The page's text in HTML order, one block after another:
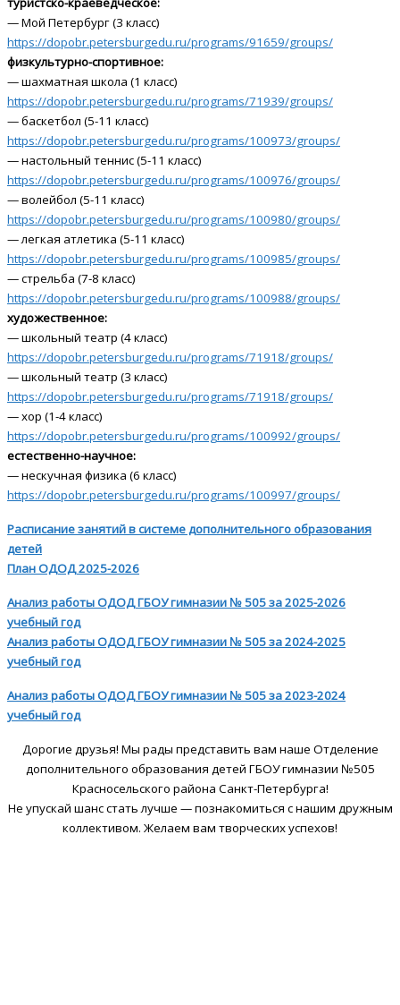
— Мой Петербург (3 класс)
https://dopobr.petersburgedu.ru/programs/91659/groups/
физкультурно-спортивное:
— шахматная школа (1 класс)
https://dopobr.petersburgedu.ru/programs/71939/groups/
— баскетбол (5-11 класс)
https://dopobr.petersburgedu.ru/programs/100973/groups/
— настольный теннис (5-11 класс)
https://dopobr.petersburgedu.ru/programs/100976/groups/
— волейбол (5-11 класс)
https://dopobr.petersburgedu.ru/programs/100980/groups/
— легкая атлетика (5-11 класс)
https://dopobr.petersburgedu.ru/programs/100985/groups/
— стрельба (7-8 класс)
https://dopobr.petersburgedu.ru/programs/100988/groups/
художественное:
— школьный театр (4 класс)
https://dopobr.petersburgedu.ru/programs/71918/groups/
— школьный театр (3 класс)
https://dopobr.petersburgedu.ru/programs/71918/groups/
— хор (1-4 класс)
https://dopobr.petersburgedu.ru/programs/100992/groups/
естественно-научное:
— нескучная физика (6 класс)
https://dopobr.petersburgedu.ru/programs/100997/groups/
Расписание занятий в системе дополнительного образования
детей
План ОДОД 2025-2026
Анализ работы ОДОД ГБОУ гимназии № 505 за 2025-2026
учебный год
Анализ работы ОДОД ГБОУ гимназии № 505 за 2024-2025
учебный год
Анализ работы ОДОД ГБОУ гимназии № 505 за 2023-2024
учебный год
Дорогие друзья! Мы рады представить вам наше Отделение
дополнительного образования детей ГБОУ гимназии №505
Красносельского района Санкт-Петербурга!
Не упускай шанс стать лучше — познакомиться с нашим дружным
коллективом. Желаем вам творческих успехов!